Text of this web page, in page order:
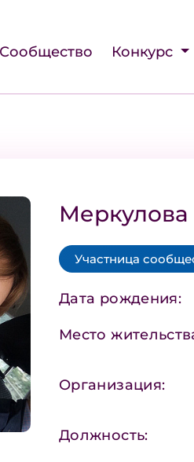
Сообщество Конкурс
Меркулова
Участница
Дата рождения:
Место
Организация:
Должность: